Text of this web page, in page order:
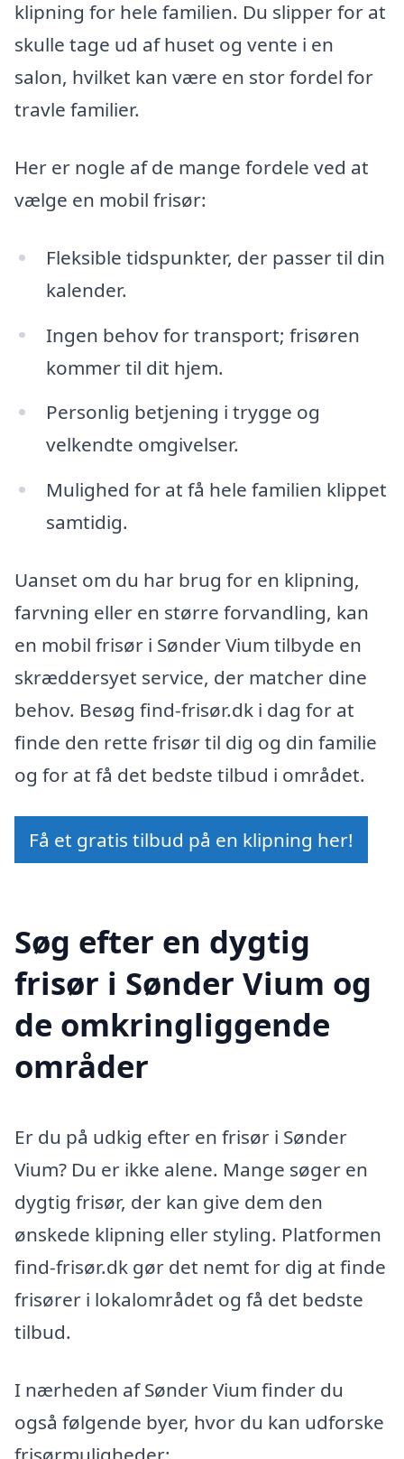
klipning for hele familien. Du slipper for at
skulle tage ud af huset og vente i en
salon, hvilket kan være en stor fordel for
travle familier.
Her er nogle af de mange fordele ved at
vælge en mobil frisør:
Fleksible tidspunkter, der passer til din
kalender.
Ingen behov for transport; frisøren
kommer til dit hjem.
Personlig betjening i trygge og
velkendte omgivelser.
Mulighed for at få hele familien klippet
samtidig.
Uanset om du har brug for en klipning,
farvning eller en større forvandling, kan
en mobil frisør i Sønder Vium tilbyde en
skræddersyet service, der matcher dine
behov. Besøg find-frisør.dk i dag for at
finde den rette frisør til dig og din familie
og for at få det bedste tilbud i området.
Få et gratis tilbud på en klipning her!
Søg efter en dygtig
frisør i Sønder Vium og
de omkringliggende
områder
Er du på udkig efter en frisør i Sønder
Vium? Du er ikke alene. Mange søger en
dygtig frisør, der kan give dem den
ønskede klipning eller styling. Platformen
find-frisør.dk gør det nemt for dig at finde
frisører i lokalområdet og få det bedste
tilbud.
I nærheden af Sønder Vium finder du
også følgende byer, hvor du kan udforske